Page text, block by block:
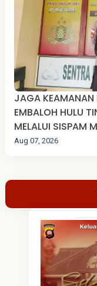
JAGA KEAMANAN
EMBALOH HULU
MELALUI SISPAM
Aug 07, 2026